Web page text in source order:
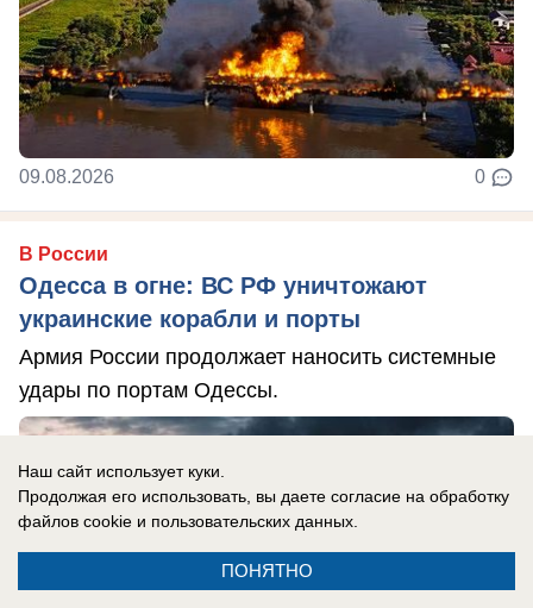
09.08.2026 0
В России
Одесса в огне: ВС РФ уничтожают
украинские корабли и порты
Армия России продолжает наносить системные
удары по портам Одессы.
Наш сайт использует куки.
Продолжая его использовать, вы даете согласие на обработку
файлов cookie и пользовательских данных.
ПОНЯТНО